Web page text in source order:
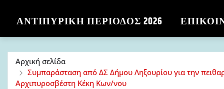
ΑΝΤΙΠΥΡΙΚΉ ΠΕΡΊΟΔΟΣ 2026
Αρχική σελίδα
Συμπαράσταση από ΔΣ Δήμου Ληξουρίου για την
Αρχιπυροσβέστη Κέκη Κων/νου